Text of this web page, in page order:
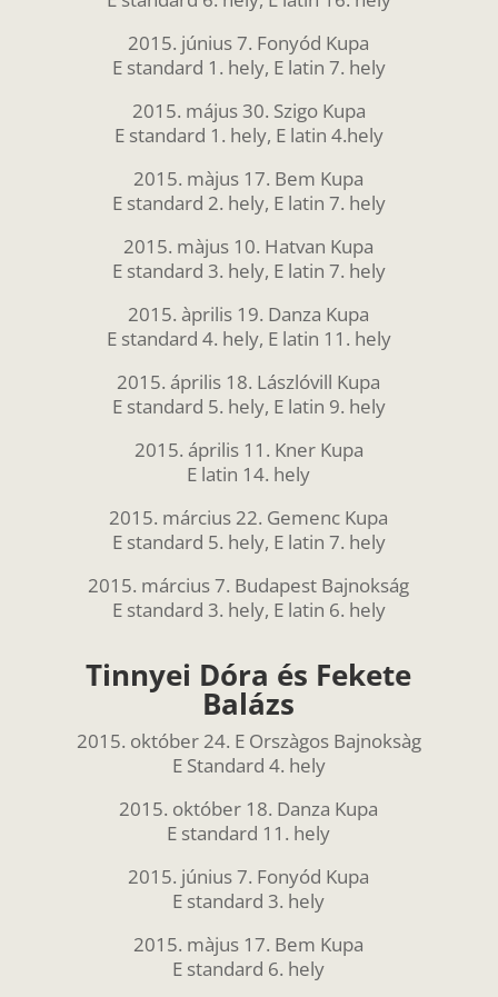
2015. június 7. Fonyód Kupa
E standard 1. hely, E latin 7. hely
2015. május 30. Szigo Kupa
E standard 1. hely, E latin 4.hely
2015. màjus 17. Bem Kupa
E standard 2. hely, E latin 7. hely
2015. màjus 10. Hatvan Kupa
E standard 3. hely, E latin 7. hely
2015. àprilis 19. Danza Kupa
E standard 4. hely, E latin 11. hely
2015. április 18. Lászlóvill Kupa
E standard 5. hely, E latin 9. hely
2015. április 11. Kner Kupa
E latin 14. hely
2015. március 22. Gemenc Kupa
E standard 5. hely, E latin 7. hely
2015. március 7. Budapest Bajnokság
E standard 3. hely, E latin 6. hely
Tinnyei Dóra és Fekete
Balázs
2015. október 24. E Orszàgos Bajnoksàg
E Standard 4. hely
2015. október 18. Danza Kupa
E standard 11. hely
2015. június 7. Fonyód Kupa
E standard 3. hely
2015. màjus 17. Bem Kupa
E standard 6. hely